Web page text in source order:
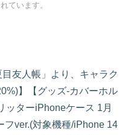
ています。
友人帳」より、キャラク
】【グッズ-カバーホル
ッターiPhoneケース 1月
フver.(対象機種/iPhone 14